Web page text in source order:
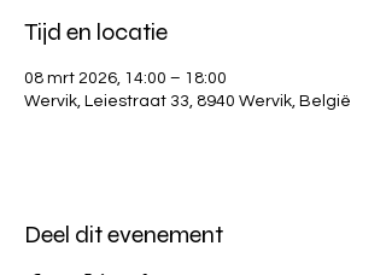
Tijd en locatie
08 mrt 2026, 14:00 – 18:00
Wervik, Leiestraat 33, 8940 Wervik, België
Deel dit evenement